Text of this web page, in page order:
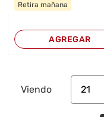
Retira mañana
AGREGAR
Viendo 21